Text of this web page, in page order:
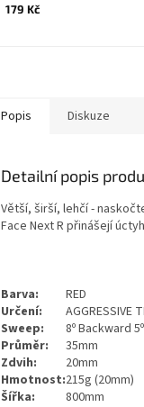
179 Kč
Popis Diskuze
Detailní popis
Větší, širší, lehčí -
Face Next R přinášejí
Barva:
RED
Určení:
AGGRESSIVE
Sweep:
8º Backward
Průměr:
35mm
Zdvih:
20mm
Hmotnost:215g (20mm)
Šířka:
800mm